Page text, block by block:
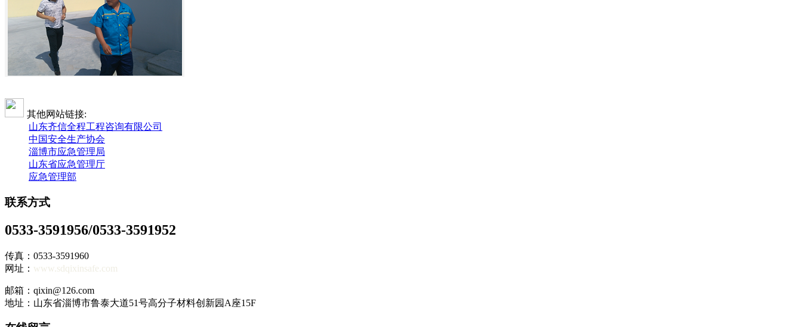
其他网站链接:
山东齐信全程工程咨询有限公司
中国安全生产协会
淄博市应急管理局
山东省应急管理厅
应急管理部
联系方式
0533-3591956/0533-3591952
传真：0533-3591960
网址： www.sdqixinsafe.com
邮箱：qixin@126.com
地址：山东省淄博市鲁泰大道51号高分子材料创新园A座15F